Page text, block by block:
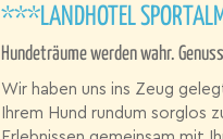
***LANDHOTEL SPORTALM
Hundeträume werden wahr.
Wir haben uns ins Zeug
Ihrem Hund rundum sorglos